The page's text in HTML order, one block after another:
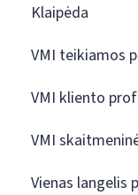
Klaipėda
VMI teikiamos
VMI kliento
VMI
Vienas langelis